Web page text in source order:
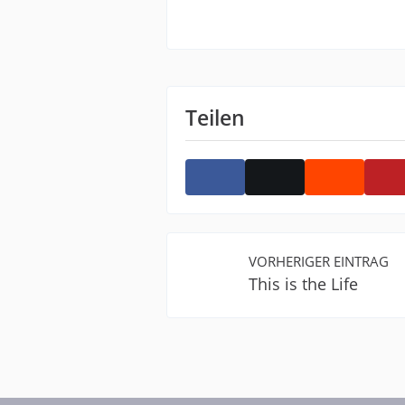
Teilen
VORHERIGER EINTRAG
This is the Life